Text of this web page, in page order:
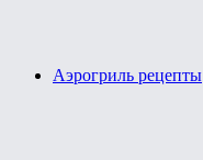
Аэрогриль рецепты